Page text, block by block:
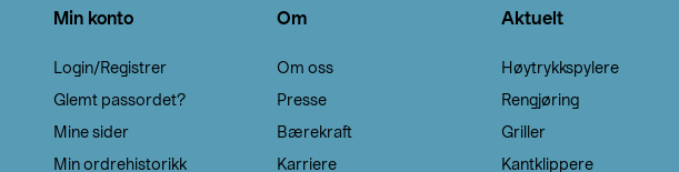
Min konto
Login/Registrer
Glemt passordet?
Mine sider
Min ordrehistorikk
Om
Om oss
Presse
Bærekraft
Karriere
Aktuelt
Høytrykkspylere
Rengjøring
Griller
Kantklippere